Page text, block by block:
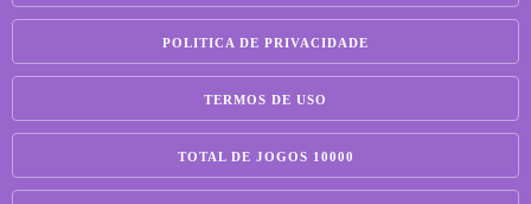
POLITICA DE PRIVACIDADE
TERMOS DE USO
TOTAL DE JOGOS 10000